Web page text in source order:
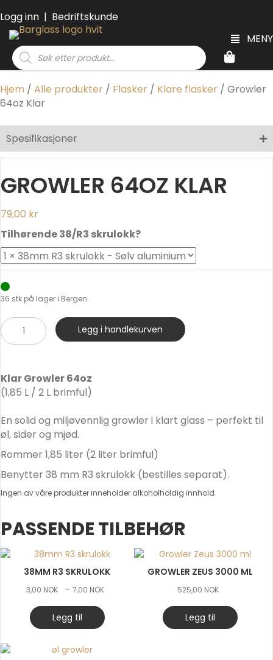
Logg inn | Bedriftskunde
MENY
Products
search
Hjem / Alle produkter / Flasker / Klare flasker / Growler
64oz Klar
Spesifikasjoner
GROWLER 64OZ KLAR
79,00 kr
Tilhørende 38/R3 skrulokk?
36 stk på lager i Bergen.
Growler
64oz
Legg i handlekurven
Klar Growler 64oz
(1,85 L / 2 L brimful)
En solid og miljøvennlig growler i klart glass – perfekt til
øl, sider og mjød.
Rommer 1,85 liter (2 liter brimful)
Benytter 38 mm R3 skrulokk (bestilles separat).
Ingen av våre produkter inneholder alkoholholdig innhold.
PASSENDE TILBEHØR
38MM R3 SKRULOKK
3,00 NOK – 7,00 NOK
Legg til
GROWLER ZEUS 3000 ML
525,00 NOK
Legg til